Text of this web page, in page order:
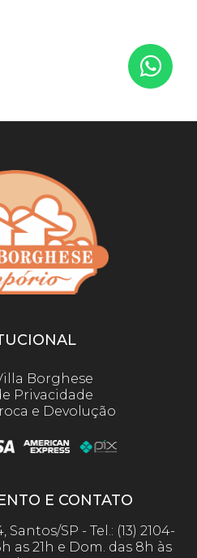
Borghese
Privacidade
e Devolução
E CONTATO
SP - Tel.: (13) 2104-
as 21h e Dom. das 8h às